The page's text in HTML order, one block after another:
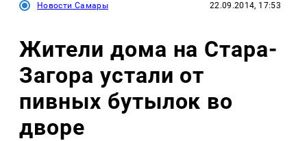
Новости Самары 22.09.2014, 17:53
Жители дома на Стара-
Загора устали от
пивных бутылок во
дворе